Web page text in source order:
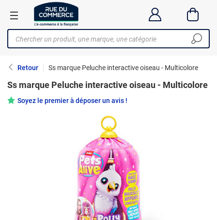
Retour Ss marque Peluche interactive oiseau - Multicolore
Ss marque Peluche interactive oiseau - Multicolore
Soyez le premier à déposer un avis !